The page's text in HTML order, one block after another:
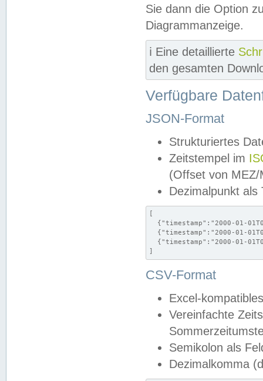
Sie dann die Option
Diagrammanzeige.
ℹ️ Eine detaillierte
den gesamten
Verfügbare
JSON-Format
Strukturiertes
Zeitstempel im
(Offset von MEZ/
Dezimalpunkt als
[
{"timestamp":"2000-01-
{"timestamp":"2000-01-
{"timestamp":"2000-01-
]
CSV-Format
Excel-
Vereinfachte
Semikolon als
Dezimalkomma